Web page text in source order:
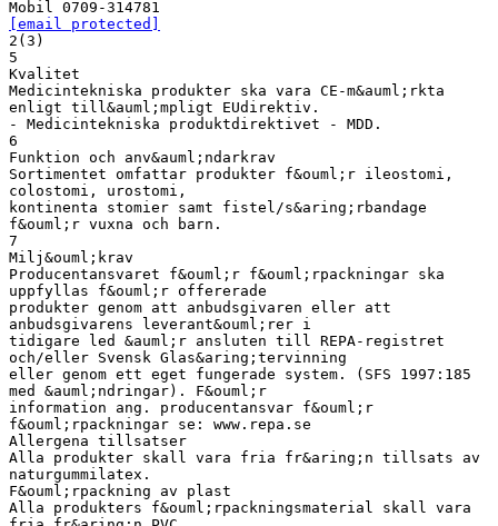
[email protected]
2(3)
5
Kvalitet
Medicintekniska produkter ska vara CE-m&auml;rkta
enligt till&auml;mpligt EUdirektiv.
- Medicintekniska produktdirektivet - MDD.
6
Funktion och anv&auml;ndarkrav
Sortimentet omfattar produkter f&ouml;r ileostomi,
colostomi, urostomi,
kontinenta stomier samt fistel/s&aring;rbandage
f&ouml;r vuxna och barn.
7
Milj&ouml;krav
Producentansvaret f&ouml;r f&ouml;rpackningar ska
uppfyllas f&ouml;r offererade
produkter genom att anbudsgivaren eller att
anbudsgivarens leverant&ouml;rer i
tidigare led &auml;r ansluten till REPA-registret
och/eller Svensk Glas&aring;tervinning
eller genom ett eget fungerade system. (SFS 1997:185
med &auml;ndringar). F&ouml;r
information ang. producentansvar f&ouml;r
f&ouml;rpackningar se: www.repa.se
Allergena tillsatser
Alla produkter skall vara fria fr&aring;n tillsats av
naturgummilatex.
F&ouml;rpackning av plast
Alla produkters f&ouml;rpackningsmaterial skall vara